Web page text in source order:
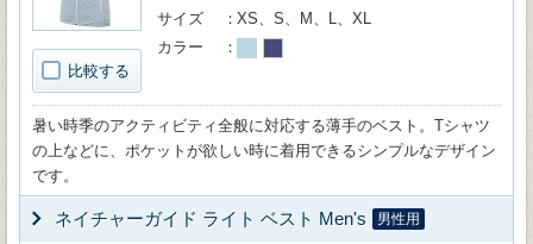
比較する
サイズ
XS、S、M、L、XL
カラー
暑い時季のアクティビティ全般に対応する薄手のベスト。Tシャツ
の上などに、ポケットが欲しい時に着用できるシンプルなデザイン
です。
ネイチャーガイド ライト ベスト Men's 男性用